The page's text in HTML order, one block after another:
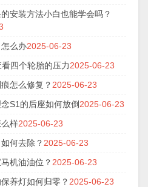
安装方法小白也能学会吗？
么办2025-06-23
四个轮胎的压力2025-06-23
怎么修复？ 2025-06-23
S1的后座如何放倒 2025-06-23
样2025-06-23
何去除？ 2025-06-23
机油油位？ 2025-06-23
养灯如何归零？ 2025-06-23